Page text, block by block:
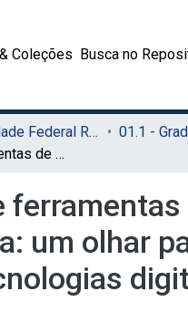
Coleções Busca no
01. Universidade Federal Rural de Pernambuco - UFRPE (Sede) 01.1 -
Análise de ferramentas de simulação em aulas experimentais de Bioquímica: um olhar para a relação entre os paradigmas da ciência e o uso de tecnologias digitais
um olhar